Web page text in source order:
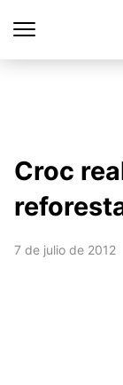
Croc
7 de julio de 2012